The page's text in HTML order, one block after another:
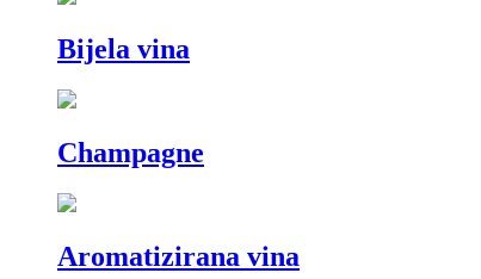
Bijela vina
Champagne
Aromatizirana vina